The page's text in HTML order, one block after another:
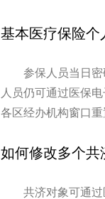
基本医疗保险个
参保人员当日密码
人员仍可通过医保
各区经办机构窗口重
如何修改多个共
共济对象可通过